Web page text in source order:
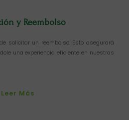
y Reembolso
solicitar un reembolso. Esto asegurará
una experiencia eficiente en nuestras
Leer Más